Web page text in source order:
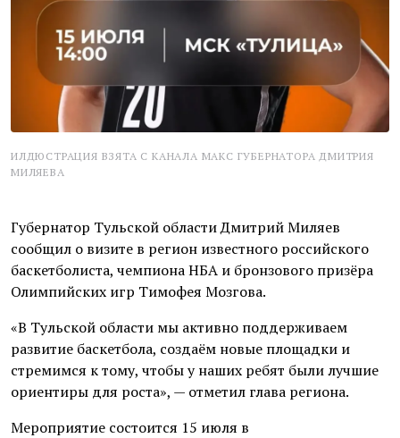
ИЛДЮСТРАЦИЯ ВЗЯТА С КАНАЛА МАКС ГУБЕРНАТОРА ДМИТРИЯ
МИЛЯЕВА
Губернатор Тульской области Дмитрий Миляев
сообщил о визите в регион известного российского
баскетболиста, чемпиона НБА и бронзового призёра
Олимпийских игр Тимофея Мозгова.
«В Тульской области мы активно поддерживаем
развитие баскетбола, создаём новые площадки и
стремимся к тому, чтобы у наших ребят были лучшие
ориентиры для роста», — отметил глава региона.
Мероприятие состоится 15 июля в